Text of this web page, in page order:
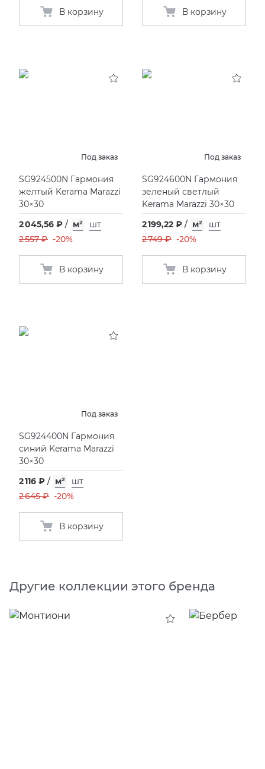
В корзину В корзину
Под заказ
SG924500N Гармония
желтый Kerama Marazzi
30×30
2 045,56 ₽ / м²
шт
2 557 ₽ -20%
В корзину
Под заказ
SG924600N Гармония
зеленый светлый
Kerama Marazzi 30×30
2 199,22 ₽ / м²
шт
2 749 ₽ -20%
В корзину
Под заказ
SG924400N Гармония
синий Kerama Marazzi
30×30
2 116 ₽ / м²
шт
2 645 ₽ -20%
В корзину
Другие коллекции этого бренда